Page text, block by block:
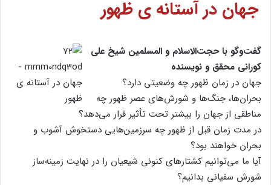
جهان در آستانه ی ظهور
گفت‌وگو با حجت‌الاسلام و المسلمین شیخ علی
کورانی محقق و نویسنده
جهان در زمان ظهور چه وضعیتی دارد؟
بحران‌ها، جنگ‌ها و شورش‌های عصر ظهور چه
مناطقی از جهان را بیشتر تحت تأثیر قرار می‌دهد؟
در مدت زمان قبل از ظهور چه سرزمین‌هایی دستخوش آشوب و
بحران خواهند بود؟
آیا ما می‌توانیم کشتارهای کنونی شیعیان را در نهایت زمینه‌ساز
شورش سفیانی بدانیم؟